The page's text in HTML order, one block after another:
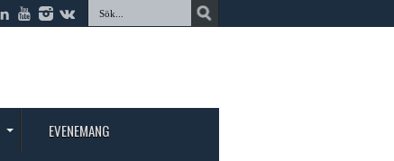
EVENEMANG